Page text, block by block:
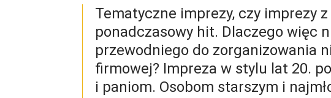
Tematyczne imprezy, czy imprezy
ponadczasowy hit. Dlaczego więc
przewodniego do zorganizowania
firmowej? Impreza w stylu lat 20.
i paniom. Osobom starszym i